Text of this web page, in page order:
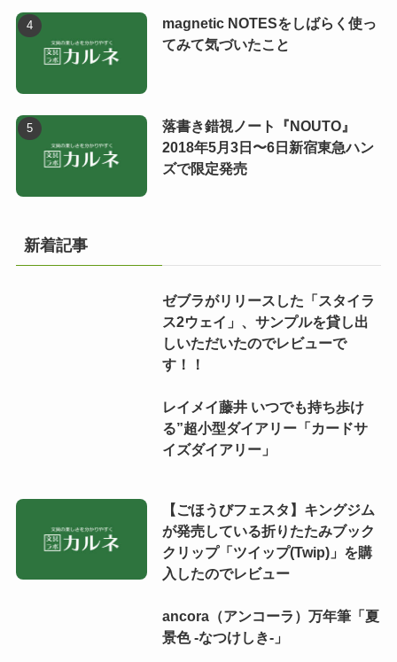
magnetic NOTESをしばらく使っ
てみて気づいたこと
落書き錯視ノート『NOUTO』
2018年5月3日〜6日新宿東急ハン
ズで限定発売
新着記事
ゼブラがリリースした「スタイラ
ス2ウェイ」、サンプルを貸し出
しいただいたのでレビューで
す！！
レイメイ藤井 いつでも持ち歩け
る”超小型ダイアリー「カードサ
イズダイアリー」
【ごほうびフェスタ】キングジム
が発売している折りたたみブック
クリップ「ツイップ(Twip)」を購
入したのでレビュー
ancora（アンコーラ）万年筆「夏
景色 -なつけしき-」